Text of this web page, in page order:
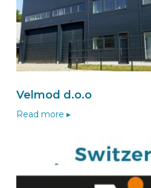
Velmod d.o.o
Read more ▸